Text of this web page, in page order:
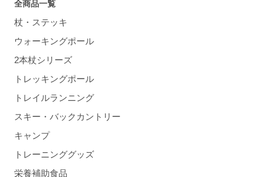
全商品一覧
杖・ステッキ
ウォーキングポール
2本杖シリーズ
トレッキングポール
トレイルランニング
スキー・バックカントリー
キャンプ
トレーニンググッズ
栄養補助食品